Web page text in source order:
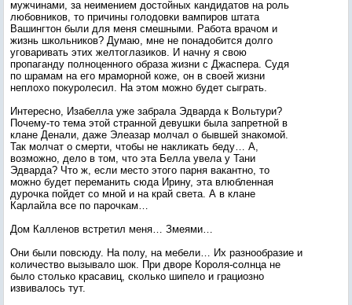
мужчинами, за неимением достойных кандидатов на роль
любовников, то причины голодовки вампиров штата
Вашингтон были для меня смешными. Работа врачом и
жизнь школьников? Думаю, мне не понадобится долго
уговаривать этих желтоглазиков. И начну я свою
пропаганду полноценного образа жизни с Джаспера. Судя
по шрамам на его мраморной коже, он в своей жизни
неплохо покуролесил. На этом можно будет сыграть.
Интересно, Изабелла уже забрала Эдварда к Вольтури?
Почему-то тема этой странной девушки была запретной в
клане Денали, даже Элеазар молчал о бывшей знакомой.
Так молчат о смерти, чтобы не накликать беду… А,
возможно, дело в том, что эта Белла увела у Тани
Эдварда? Что ж, если место этого парня вакантно, то
можно будет переманить сюда Ирину, эта влюбленная
дурочка пойдет со мной и на край света. А в клане
Карлайла все по парочкам…
Дом Калленов встретил меня… Змеями…
Они были повсюду. На полу, на мебели… Их разнообразие и
количество вызывало шок. При дворе Короля-солнца не
было столько красавиц, сколько шипело и грациозно
извивалось тут.